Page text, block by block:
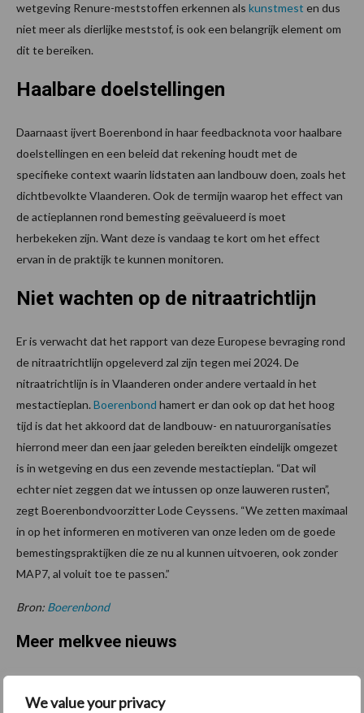
We value your privacy
wetgeving Renure-meststoffen erkennen als kunstmest en dus
niet meer als dierlijke meststof, is ook een belangrijk element om
dit te bereiken.
Haalbare doelstellingen
Daarnaast ijvert Boerenbond in haar feedbacknota voor haalbare
doelstellingen en een beleid dat rekening houdt met de
specifieke context waarin lidstaten aan landbouw doen, zoals het
dichtbevolkte Vlaanderen. Ook de termijn waarop het effect van
de actieplannen rond bemesting geëvalueerd is moet
herbekeken zijn. Want deze is vandaag te kort om het effect
ervan in de praktijk te kunnen monitoren.
Niet wachten op de nitraatrichtlijn
Er is verwacht dat het rapport van deze Europese bevraging rond
de nitraatrichtlijn opgeleverd zal zijn tegen mei 2024. De
nitraatrichtlijn is in Vlaanderen onder andere vertaald in het
mestactieplan. Boerenbond hamert er dan ook op dat het hoog
tijd is dat het akkoord dat de landbouw- en natuurorganisaties
hierrond meer dan een jaar geleden bereikten eindelijk omgezet
is in wetgeving en dus een zevende mestactieplan. “Dat wil
echter niet zeggen dat we intussen op onze lauweren rusten”,
zegt Boerenbondvoorzitter Lode Ceyssens. “We zetten maximaal
in op het informeren en motiveren van onze leden om de goede
bemestingspraktijken die ze nu al kunnen uitvoeren, ook zonder
MAP7, al voluit toe te passen.”
Bron: Boerenbond
Meer melkvee nieuws